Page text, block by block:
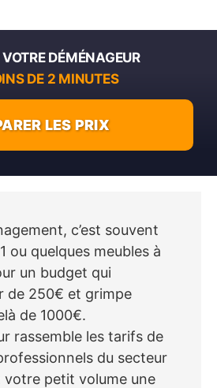
c’est souvent
ou quelques meubles à
un budget qui
de 250€ et grimpe
de 1000€.
rassemble les tarifs de
du secteur
votre petit volume une
DÉMÉNAGEUR
DE 2 MINUTES
LES PRIX